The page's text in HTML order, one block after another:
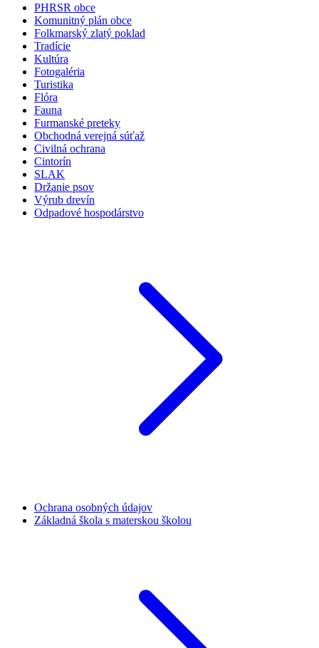
PHRSR obce
Komunitný plán obce
Folkmarský zlatý poklad
Tradície
Kultúra
Fotogaléria
Turistika
Flóra
Fauna
Furmanské preteky
Obchodná verejná súťaž
Civilná ochrana
Cintorín
SLAK
Držanie psov
Výrub drevín
Odpadové hospodárstvo
Ochrana osobných údajov
Základná škola s materskou školou